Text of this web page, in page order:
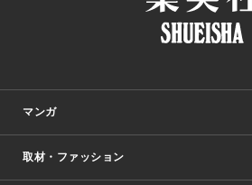
マンガ
少年マンガ
取材・ファッション